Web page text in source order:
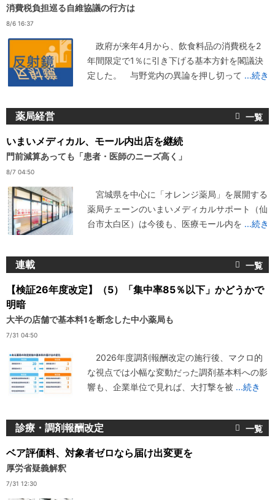
消費税負担巡る自維協議の行方は
8/6 16:37
政府が来年4月から、飲食料品の消費税を2
年間限定で1％に引き下げる基本方針を閣議決
定した。 与野党内の異論を押し切って ...続き
薬局経営
いまいメディカル、モール内出店を継続
門前減算あっても「患者・医師のニーズ高く」
8/7 04:50
宮城県を中心に「オレンジ薬局」を展開する
薬局チェーンのいまいメディカルサポート（仙
台市太白区）は今後も、医療モール内を ...続き
連載
【検証26年度改定】（5）「集中率85％以下」かどうかで
明暗
大半の店舗で基本料1を断念した中小薬局も
7/31 04:50
2026年度調剤報酬改定の施行後、マクロ的
な視点では小幅な変動だった調剤基本料への影
響も、企業単位で見れば、大打撃を被 ...続き
診療・調剤報酬改定
ベア評価料、対象者ゼロなら届け出変更を
厚労省疑義解釈
7/31 12:30